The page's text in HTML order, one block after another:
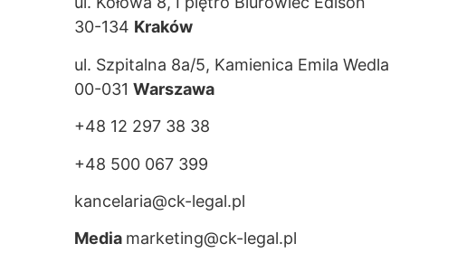
30-134 Kraków
ul. Szpitalna 8a/5, Kamienica Emila Wedla
00-031 Warszawa
+48 12 297 38 38
+48 500 067 399
kancelaria@ck-legal.pl
Media marketing@ck-legal.pl